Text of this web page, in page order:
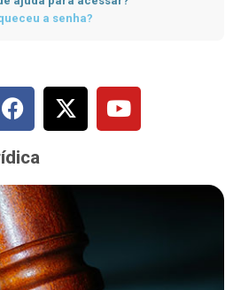
a senha?